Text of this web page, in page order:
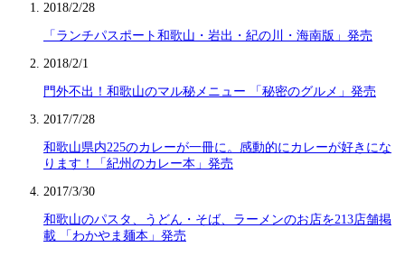
2018/2/28
「ランチパスポート和歌山・岩出・紀の川・海南版」発売
2018/2/1
門外不出！和歌山のマル秘メニュー 「秘密のグルメ」発売
2017/7/28
和歌山県内225のカレーが一冊に。感動的にカレーが好きにな
ります！「紀州のカレー本」発売
2017/3/30
和歌山のパスタ、うどん・そば、ラーメンのお店を213店舗掲
載 「わかやま麺本」発売